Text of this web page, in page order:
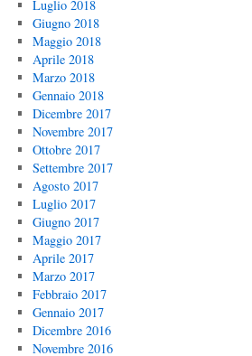
Luglio 2018
Giugno 2018
Maggio 2018
Aprile 2018
Marzo 2018
Gennaio 2018
Dicembre 2017
Novembre 2017
Ottobre 2017
Settembre 2017
Agosto 2017
Luglio 2017
Giugno 2017
Maggio 2017
Aprile 2017
Marzo 2017
Febbraio 2017
Gennaio 2017
Dicembre 2016
Novembre 2016